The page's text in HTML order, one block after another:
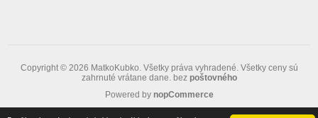
Copyright © 2026 MatkoKubko. Všetky práva vyhradené. Všetky ceny sú
zahrnuté vrátane dane. bez poštovného
Powered by nopCommerce